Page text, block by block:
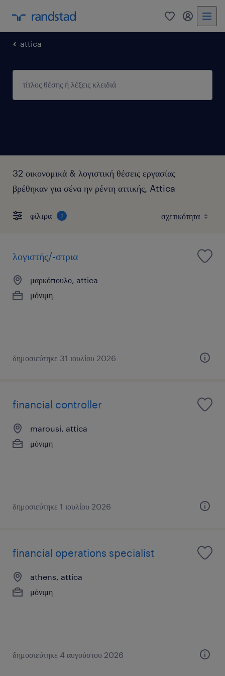
0 my
attica
32 οικονομικά & λογιστική θέσεις εργασίας
βρέθηκαν για σένα ην ρέντη αττικής, Attica
φίλτρα 2
λογιστής/-στρια
μαρκόπουλο, attica
μόνιμη
δημοσιεύτηκε 31 ιουλίου 2026
financial controller
marousi, attica
μόνιμη
δημοσιεύτηκε 1 ιουλίου 2026
financial operations specialist
athens, attica
μόνιμη
δημοσιεύτηκε 4 αυγούστου 2026